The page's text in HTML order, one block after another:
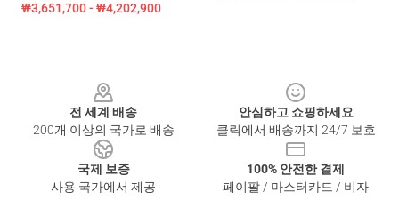
₩3,651,700 - ₩4,202,900
전 세계 배송
200개 이상의 국가로 배송
안심하고 쇼핑하세요
클릭에서 배송까지 24/7 보호
국제 보증
사용 국가에서 제공
100% 안전한 결제
페이팔 / 마스터카드 / 비자